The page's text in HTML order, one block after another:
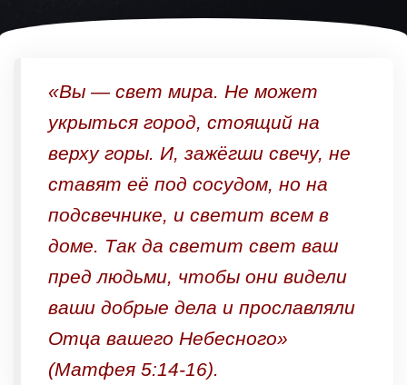
тьме
или
во
свете?
«Вы — свет мира. Не может
укрыться город, стоящий на
верху горы. И, зажёгши свечу, не
ставят её под сосудом, но на
подсвечнике, и светит всем в
доме. Так да светит свет ваш
пред людьми, чтобы они видели
ваши добрые дела и прославляли
Отца вашего Небесного»
(Матфея 5:14-16).